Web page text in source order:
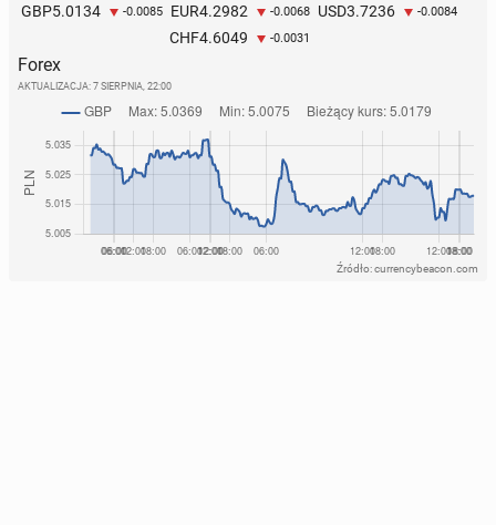
GBP5.0134 -0.0085 EUR4.2982 -0.0068 USD3.7236 -0.0084
CHF4.6049 -0.0031
Forex
AKTUALIZACJA: 7 SIERPNIA, 22:00
Źródło: currencybeacon.com